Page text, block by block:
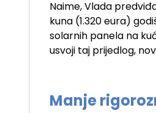
Naime, Vlada
kuna (1.320 eura)
solarnih panela na
usvoji taj prijedlog,
Manje